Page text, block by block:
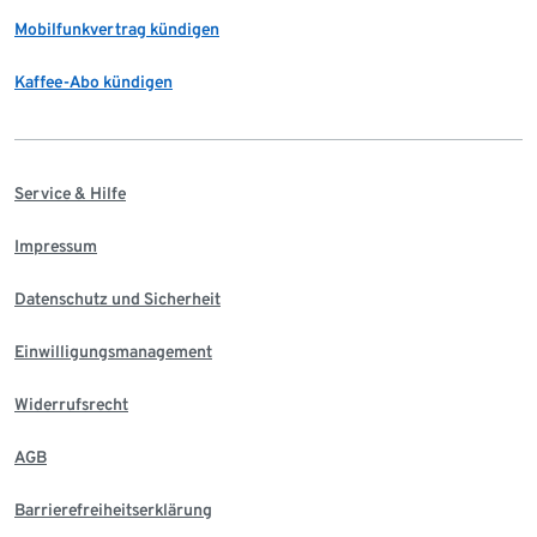
Mobilfunkvertrag kündigen
Kaffee-Abo kündigen
Service & Hilfe
Impressum
Datenschutz und Sicherheit
Einwilligungsmanagement
Widerrufsrecht
AGB
Barrierefreiheitserklärung